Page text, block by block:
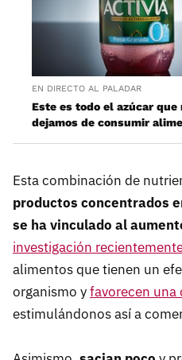
EN DIRECTO AL PALADAR
Este es todo el azúcar
dejamos de consumir
Esta combinación de
productos concentrados
se ha vinculado al
investigación
alimentos que tienen un
organismo yfavorecen
estimulándonos así a